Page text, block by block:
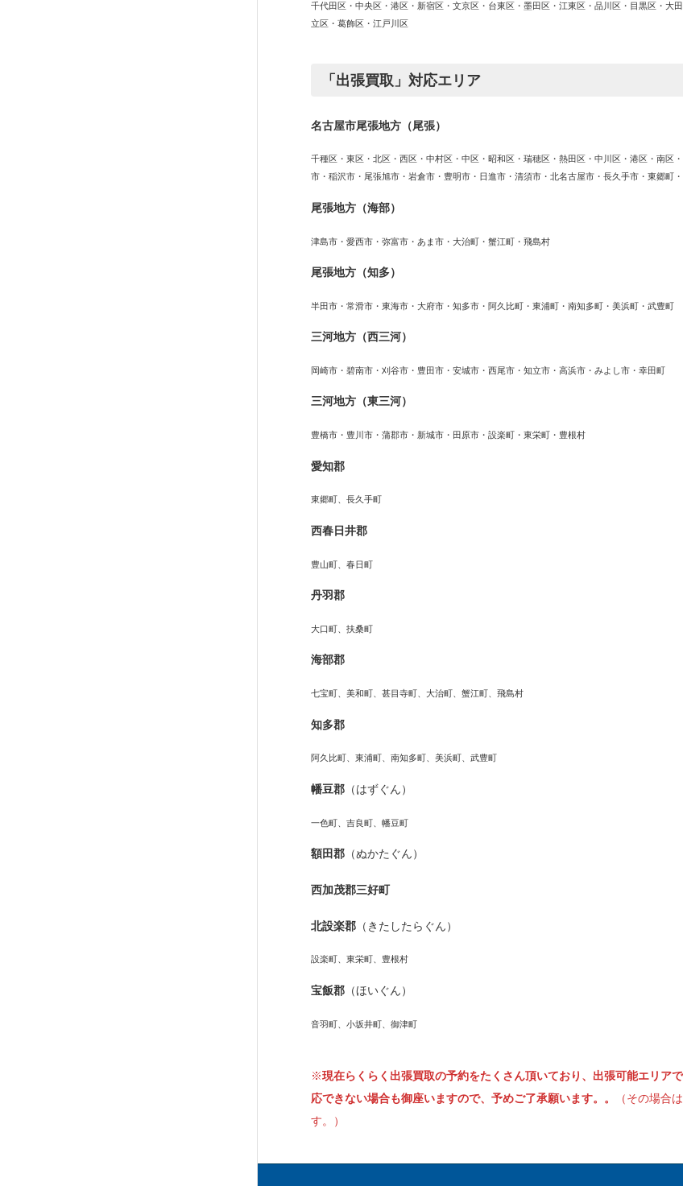
千代田区・中央区・港区・新宿区・文京区・台東区・墨田区・江東区・品川区・目黒区・
立区・葛飾区・江戸川区
「出張買取」対応エリア
名古屋市尾張地方（尾張）
千種区・東区・北区・西区・中村区・中区・昭和区・瑞穂区・熱田区・中川区・港区・南
市・稲沢市・尾張旭市・岩倉市・豊明市・日進市・清須市・北名古屋市・長久手市・東郷町・
尾張地方（海部）
津島市・愛西市・弥富市・あま市・大治町・蟹江町・飛島村
尾張地方（知多）
半田市・常滑市・東海市・大府市・知多市・阿久比町・東浦町・南知多町・美浜町・武豊町
三河地方（西三河）
岡崎市・碧南市・刈谷市・豊田市・安城市・西尾市・知立市・高浜市・みよし市・幸田町
三河地方（東三河）
豊橋市・豊川市・蒲郡市・新城市・田原市・設楽町・東栄町・豊根村
愛知郡
東郷町、長久手町
西春日井郡
豊山町、春日町
丹羽郡
大口町、扶桑町
海部郡
七宝町、美和町、甚目寺町、大治町、蟹江町、飛島村
知多郡
阿久比町、東浦町、南知多町、美浜町、武豊町
幡豆郡 （はずぐん）
一色町、吉良町、幡豆町
額田郡 （ぬかたぐん）
西加茂郡三好町
北設楽郡 （きたしたらぐん）
設楽町、東栄町、豊根村
宝飯郡 （ほいぐん）
音羽町、小坂井町、御津町
※現在らくらく出張買取の予約をたくさん頂いており、出張可能エリア
応できない場合も御座いますので、予めご了承願います。。
（その場合
す。）